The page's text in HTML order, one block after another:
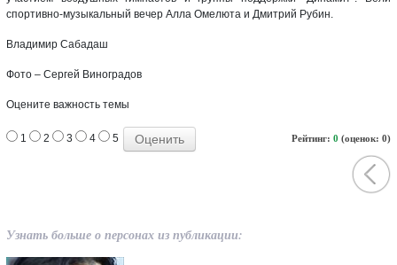
спортивно-музыкальный вечер Алла Омелюта и Дмитрий Рубин.
Владимир Сабадаш
Фото – Сергей Виноградов
Оцените важность темы
Рейтинг: 0 (оценок: 0)
1 2 3 4 5
Узнать больше о персонах из публикации: